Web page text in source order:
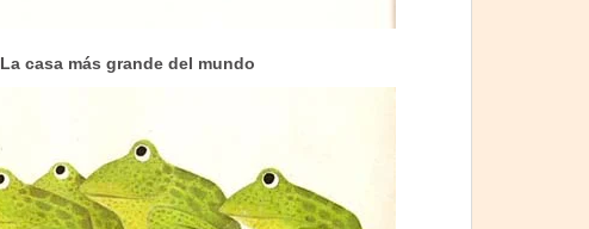
La casa más grande del mundo